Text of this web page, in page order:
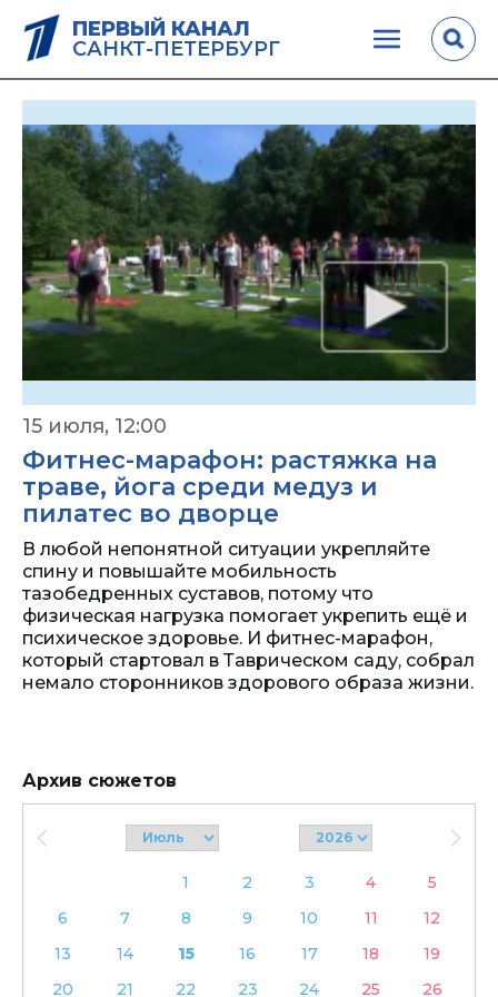
ПЕРВЫЙ КАНАЛ
САНКТ-ПЕТЕРБУРГ
15 июля, 12:00
Фитнес-марафон: растяжка на
траве, йога среди медуз и
пилатес во дворце
В любой непонятной ситуации укрепляйте
спину и повышайте мобильность
тазобедренных суставов, потому что
физическая нагрузка помогает укрепить ещё и
психическое здоровье. И фитнес-марафон,
который стартовал в Таврическом саду, собрал
немало сторонников здорового образа жизни.
Архив сюжетов
1 2 3 4
5
6
7 8 9 10 11
12
13
14 15 16 17 18
19
20
21 22 23 24 25 26